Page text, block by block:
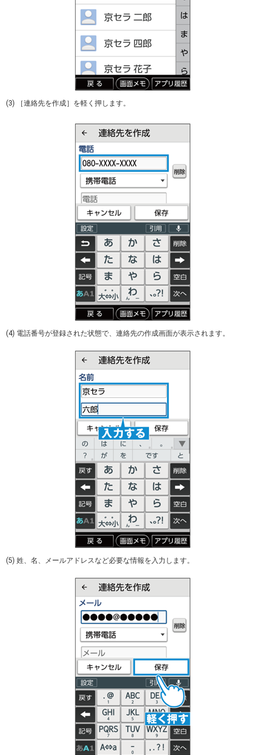
(3) ［連絡先を作成］を軽く押します。
(4) 電話番号が登録された状態で、連絡先の作成画面が表示されます。
(5) 姓、名、メールアドレスなど必要な情報を入力します。